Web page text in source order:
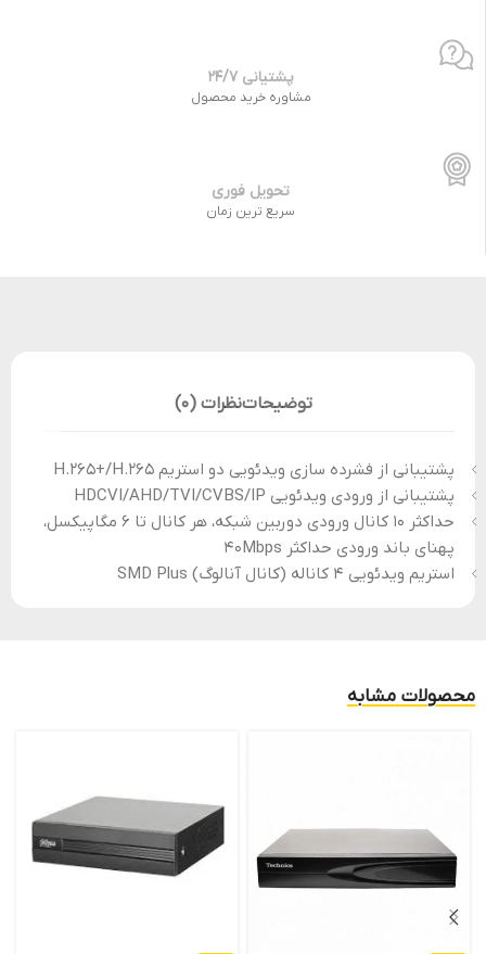
پشتیانی 24/7
مشاوره خرید محصول
تحویل فوری
سریع ترین زمان
توضیحاتنظرات (0)
پشتیبانی از فشرده سازی ویدئویی دو استریم H.265+/H.265
پشتیبانی از ورودی ویدئویی HDCVI/AHD/TVI/CVBS/IP
حداکثر 10 کانال ورودی دوربین شبکه، هر کانال تا 6 مگاپیکسل،
پهنای باند ورودی حداکثر 40Mbps
استریم ویدئویی 4 کاناله (کانال آنالوگ) SMD Plus
محصولات مشابه